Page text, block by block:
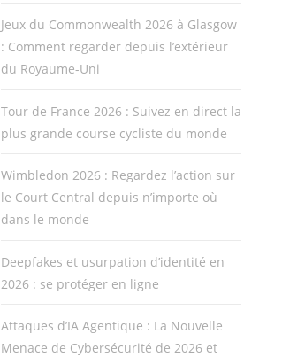
Jeux du Commonwealth 2026 à Glasgow
: Comment regarder depuis l’extérieur
du Royaume-Uni
Tour de France 2026 : Suivez en direct la
plus grande course cycliste du monde
Wimbledon 2026 : Regardez l’action sur
le Court Central depuis n’importe où
dans le monde
Deepfakes et usurpation d’identité en
2026 : se protéger en ligne
Attaques d’IA Agentique : La Nouvelle
Menace de Cybersécurité de 2026 et